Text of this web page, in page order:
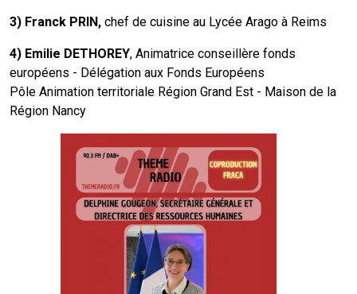
3) Franck PRIN, chef de cuisine au Lycée Arago à Reims
4) Emilie DETHOREY, Animatrice conseillère fonds
européens - Délégation aux Fonds Européens
Pôle Animation territoriale Région Grand Est - Maison de la
Région Nancy